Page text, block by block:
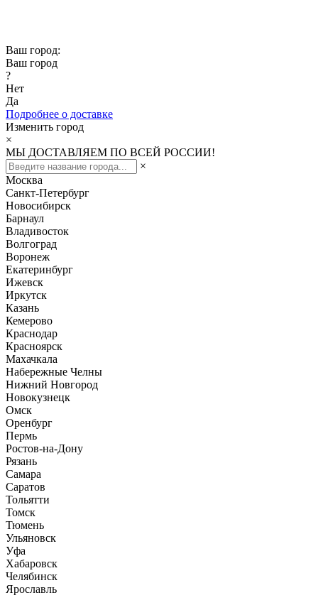
Ваш город:
Ваш город
?
Нет
Да
Подробнее о доставке
Изменить город
×
МЫ ДОСТАВЛЯЕМ ПО ВСЕЙ РОССИИ!
×
Москва
Санкт-Петербург
Новосибирск
Барнаул
Владивосток
Волгоград
Воронеж
Екатеринбург
Ижевск
Иркутск
Казань
Кемерово
Краснодар
Красноярск
Махачкала
Набережные Челны
Нижний Новгород
Новокузнецк
Омск
Оренбург
Пермь
Ростов-на-Дону
Рязань
Самара
Саратов
Тольятти
Томск
Тюмень
Ульяновск
Уфа
Хабаровск
Челябинск
Ярославль